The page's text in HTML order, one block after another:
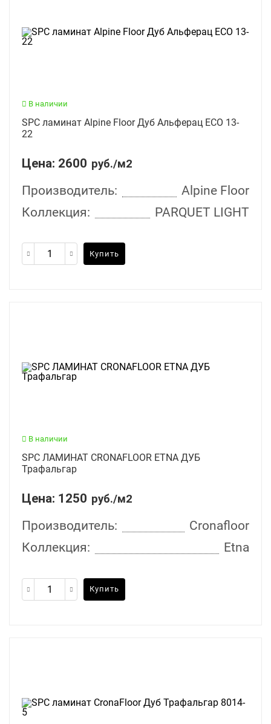
В наличии
SPC ламинат Alpine Floor Дуб Альферац ЕСО 13-
22
Цена: 2600 руб./м2
Производитель:
Alpine Floor
Коллекция:
PARQUET LIGHT
Купить
В наличии
SPC ЛАМИНАТ CRONAFLOOR ETNA ДУБ
Трафальгар
Цена: 1250 руб./м2
Производитель:
Cronafloor
Коллекция:
Etna
Купить